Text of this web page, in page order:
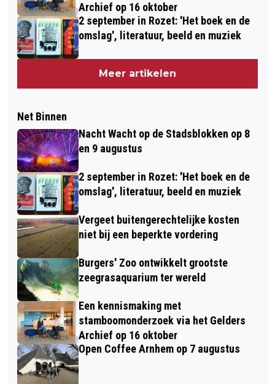
Archief op 16 oktober
2 september in Rozet: 'Het boek en de
omslag', literatuur, beeld en muziek
Meer artikelen
Net Binnen
Nacht Wacht op de Stadsblokken op 8
en 9 augustus
2 september in Rozet: 'Het boek en de
omslag', literatuur, beeld en muziek
Vergeet buitengerechtelijke kosten
niet bij een beperkte vordering
Burgers' Zoo ontwikkelt grootste
zeegrasaquarium ter wereld
Een kennismaking met
stamboomonderzoek via het Gelders
Archief op 16 oktober
Open Coffee Arnhem op 7 augustus